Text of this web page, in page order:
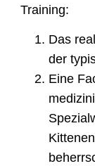
Training:
Das
der
Eine